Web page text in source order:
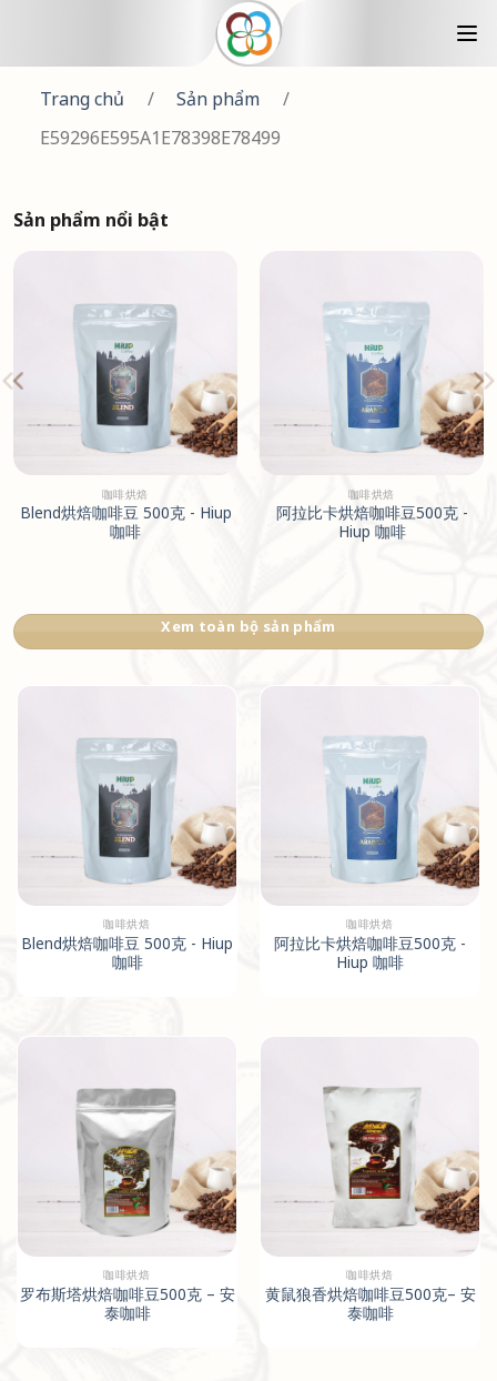
Trang chủ / Sản phẩm
/
E59296E595A1E78398E78499
Sản phẩm nổi bật
咖啡烘焙
Blend烘焙咖啡豆 500克 - Hiup
咖啡
咖啡烘焙
阿拉比卡烘焙咖啡豆500克 -
Hiup 咖啡
Xem toàn bộ sản phẩm
咖啡烘焙
Blend烘焙咖啡豆 500克 - Hiup
咖啡
咖啡烘焙
阿拉比卡烘焙咖啡豆500克 -
Hiup 咖啡
咖啡烘焙
罗布斯塔烘焙咖啡豆500克 – 安
泰咖啡
咖啡烘焙
黄鼠狼香烘焙咖啡豆500克– 安
泰咖啡